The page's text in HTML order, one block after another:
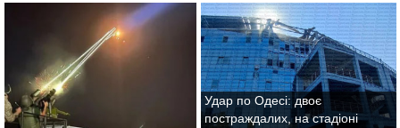
Удар по Одесі: двоє
постраждалих, на стадіоні